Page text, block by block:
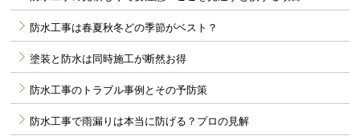
防水工事は春夏秋冬どの季節がベスト？
塗装と防水は同時施工が断然お得
防水工事のトラブル事例とその予防策
防水工事で雨漏りは本当に防げる？プロの見解